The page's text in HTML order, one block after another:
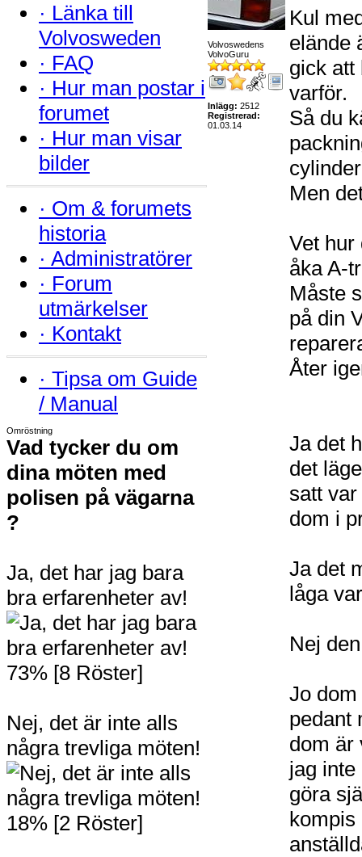
· Länka till
Volvosweden
· FAQ
· Hur man postar i
forumet
· Hur man visar
bilder
· Om & forumets
historia
· Administratörer
· Forum
utmärkelser
· Kontakt
· Tipsa om Guide
/ Manual
Omröstning
Vad tycker du om
dina möten med
polisen på vägarna
?
Ja, det har jag bara
bra erfarenheter av!
73% [8 Röster]
Nej, det är inte alls
några trevliga möten!
18% [2 Röster]
Volvoswedens
VolvoGuru
Inlägg: 2512
Registrerad:
01.03.14
Kul
elände
gick att
varför.
Så du
Men
Vet hur
åka A-
Måste
på din
Åter
Ja det
det
satt
dom i
Ja det
låga
Nej
Jo
pedant
dom är
jag inte
göra
kompis